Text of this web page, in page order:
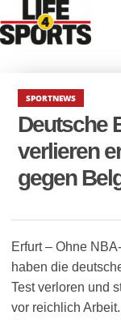
SPORTNEWS
Deutsche
verlieren
gegen
Erfurt – Ohne
haben die
Test verloren und
vor reichlich